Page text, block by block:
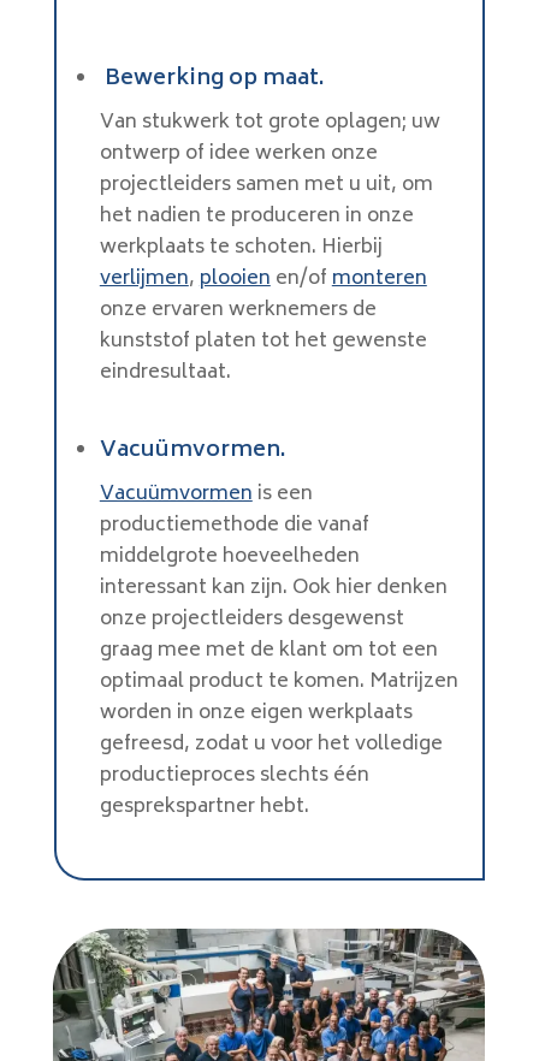
Bewerking op maat.
Van stukwerk tot grote oplagen; uw
ontwerp of idee werken onze
projectleiders samen met u uit, om
het nadien te produceren in onze
werkplaats te schoten. Hierbij
verlijmen,plooienen/ofmonteren
onze ervaren werknemers de
kunststof platen tot het gewenste
eindresultaat.
Vacuümvormen.
Vacuümvormenis een
productiemethode die vanaf
middelgrote hoeveelheden
interessant kan zijn. Ook hier denken
onze projectleiders desgewenst
graag mee met de klant om tot een
optimaal product te komen. Matrijzen
worden in onze eigen werkplaats
gefreesd, zodat u voor het volledige
productieproces slechts één
gesprekspartner hebt.